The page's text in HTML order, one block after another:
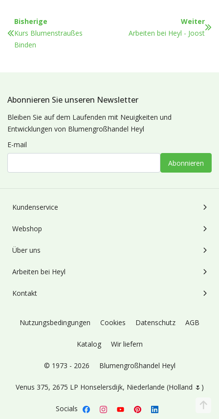
Bisherige
Kurs Blumenstraußes
Binden
Weiter
Arbeiten bei Heyl - Joost
Abonnieren Sie unseren Newsletter
Bleiben Sie auf dem Laufenden mit Neuigkeiten und
Entwicklungen von Blumengroßhandel Heyl
E-mail
Abonnieren
Kundenservice
Webshop
Über uns
Arbeiten bei Heyl
Kontakt
Nutzungsbedingungen Cookies Datenschutz AGB
Katalog Wir liefern
© 1973 - 2026 Blumengroßhandel Heyl
Venus 375, 2675 LP Honselersdijk, Niederlande (Holland 🌷)
Socials